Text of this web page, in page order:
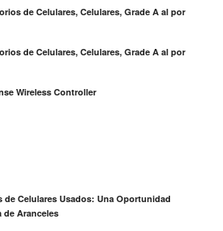
de Celulares, Celulares, Grade A al por
de Celulares, Celulares, Grade A al por
Wireless Controller
de Celulares Usados: Una Oportunidad
de Aranceles